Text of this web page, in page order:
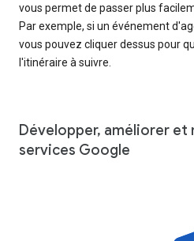
vous permet de passer plus
Par exemple, si un événement
vous pouvez cliquer dessus pour
l'itinéraire à suivre.
Développer, améliorer et
services Google